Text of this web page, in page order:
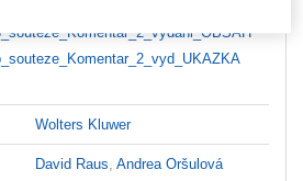
Wolters Kluwer
David Raus ,Andrea Oršulová